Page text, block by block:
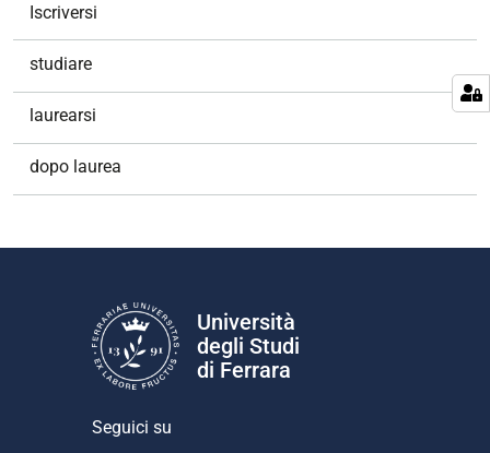
Iscriversi
studiare
laurearsi
dopo laurea
Università
degli Studi
di Ferrara
Seguici su